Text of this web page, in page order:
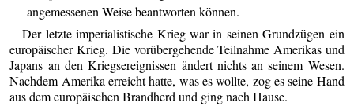
angemessenen Weise beantworten können.
Der letzte imperialistische Krieg war in seinen Grundzügen ein
europäischer Krieg. Die vorübergehende Teilnahme Amerikas und
Japans an den Kriegsereignissen ändert nichts an seinem Wesen.
Nachdem Amerika erreicht hatte, was es wollte, zog es seine Hand
aus dem europäischen Brandherd und ging nach Hause.